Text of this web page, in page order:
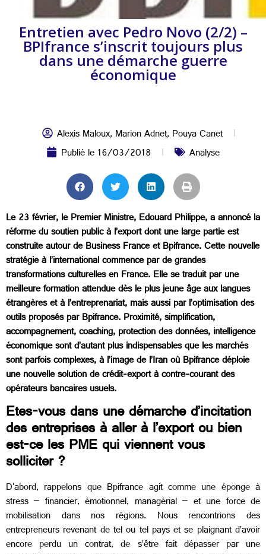
Entretien avec Pedro Novo (2/2) –
BPIfrance s’inscrit toujours plus
dans une démarche guerre
économique
Alexis Maloux,Marion Adnet,Pouya Canet
Publié le16/03/2018 Analyse
Le 23 février, le Premier Ministre, Edouard Philippe, a annoncé la
réforme du soutien public à l’export dont une large partie est
construite autour de Business France et Bpifrance. Cette nouvelle
stratégie à l’international commence par de grandes
transformations culturelles en France. Elle se traduit par une
meilleure formation attendue dès le plus jeune âge aux langues
étrangères et à l’entreprenariat, mais aussi par l’optimisation des
outils proposés par Bpifrance. Proximité, simplification,
accompagnement, coaching, protection des données, intelligence
économique sont d’autant plus indispensables que les marchés
sont parfois complexes, à l’image de l’Iran où Bpifrance déploie
une nouvelle solution de crédit-export à contre-courant des
opérateurs bancaires usuels.
Etes-vous dans une démarche d’incitation
des entreprises à aller à l’export ou bien
est-ce les PME qui viennent vous
solliciter ?
D'abord, rappelons que Bpifrance agit comme une éponge à
stress – financier, émotionnel, managérial – et une force de
mobilisation dans nos régions. Nous rencontrions des
entrepreneurs revenant de tel ou tel pays et se plaignant d’avoir
encore perdu un contrat, de s’être fait dépasser par une